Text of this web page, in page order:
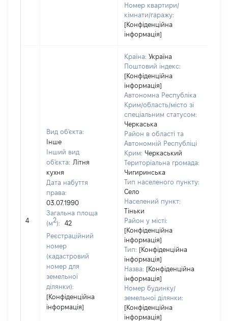
Номер квартири/
кімнати/гаражу:
[Конфіденційна
інформація]
4
Вид об'єкта:
Інше
Інший вид
об'єкта: Літня
кухня
Дата набуття
права:
03.07.1990
Загальна площа
(м2):
42
Реєстраційний
номер
(кадастровий
номер для
земельної
ділянки):
[Конфіденційна
інформація]
Країна: Україна
Поштовий індекс:
[Конфіденційна
інформація]
Автономна Республіка
Крим/область/місто зі
спеціальним статусом:
Черкаська
Район в області та
Автономній Республіці
Крим: Черкаський
Територіальна громада:
Чигиринська
Тип населеного пункту:
Село
Населений пункт:
Тіньки
Район у місті:
[Конфіденційна
інформація]
Тип: [Конфіденційна
інформація]
Назва: [Конфіденційна
інформація]
Номер будинку/
земельної ділянки:
[Конфіденційна
інформація]